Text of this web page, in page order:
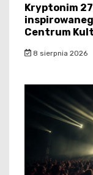
Kryptonim
Centrum
8 sierpnia 2026